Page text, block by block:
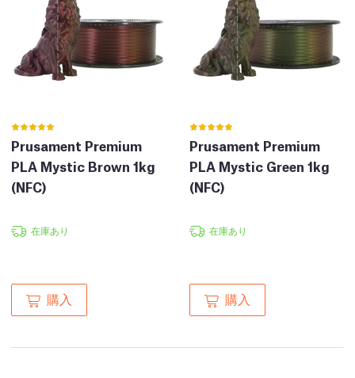
Prusament Premium
PLA Mystic Brown 1kg
(NFC)
在庫あり
購入
Prusament Premium
PLA Mystic Green 1kg
(NFC)
在庫あり
購入